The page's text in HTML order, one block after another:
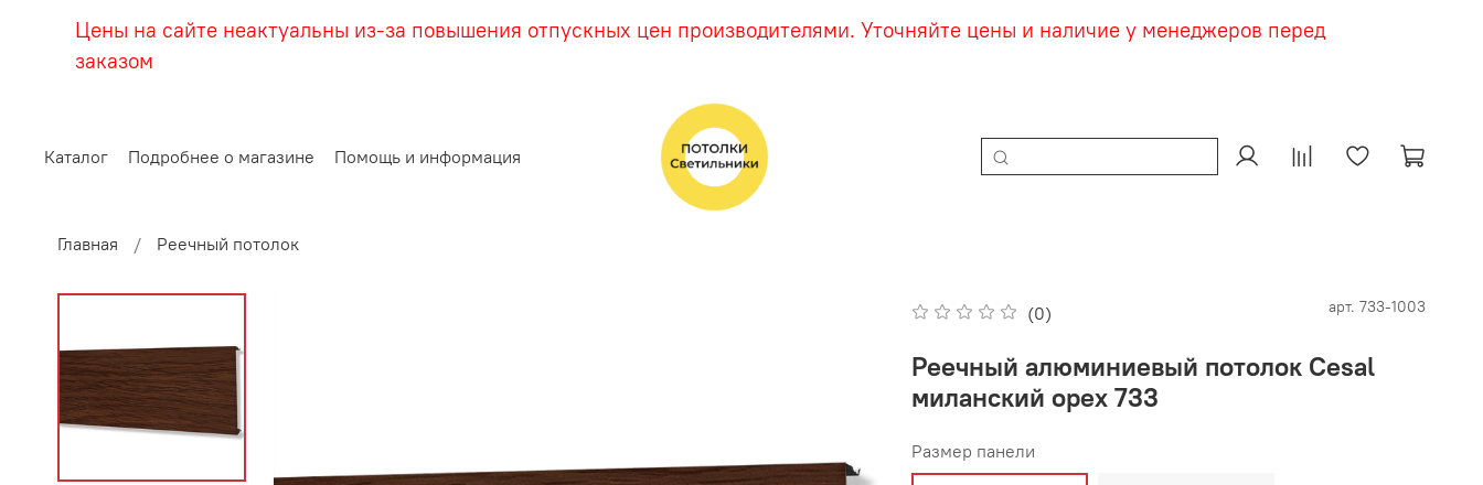
Цены на сайте неактуальны из-за повышения отпускных цен производителями. Уточняйте цены и наличие у менеджеров перед
заказом
Каталог Подробнее о магазине Помощь и информация
Главная Реечный потолок
(0) арт. 733-1003
Реечный алюминиевый потолок Cesal
миланский орех 733
Размер панели